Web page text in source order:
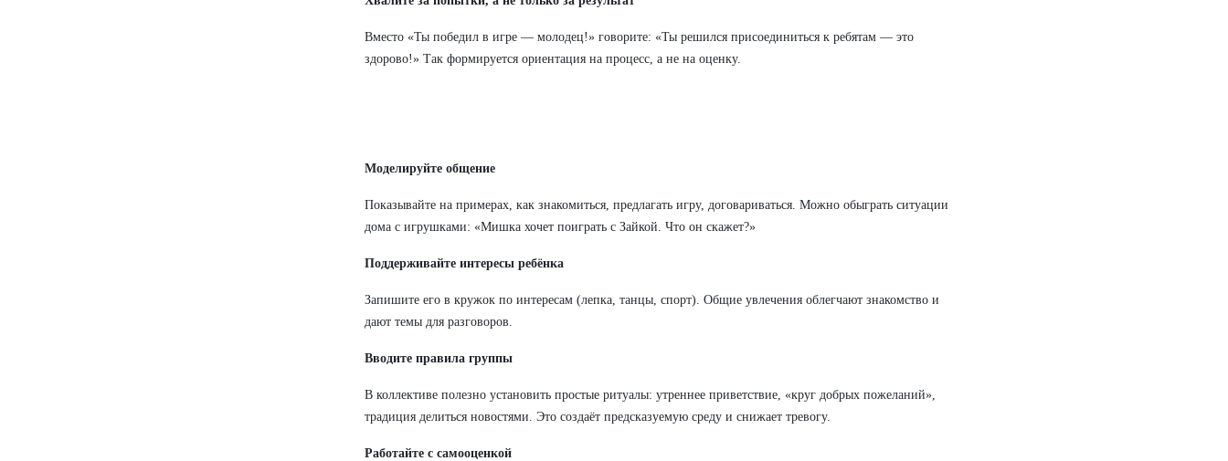
Вместо «Ты победил в игре — молодец!» говорите: «Ты решился присоединиться к ребятам — это
здорово!» Так формируется ориентация на процесс, а не на оценку.
Моделируйте общение
Показывайте на примерах, как знакомиться, предлагать игру, договариваться. Можно обыграть ситуации
дома с игрушками: «Мишка хочет поиграть с Зайкой. Что он скажет?»
Поддерживайте интересы ребёнка
Запишите его в кружок по интересам (лепка, танцы, спорт). Общие увлечения облегчают знакомство и
дают темы для разговоров.
Вводите правила группы
В коллективе полезно установить простые ритуалы: утреннее приветствие, «круг добрых пожеланий»,
традиция делиться новостями. Это создаёт предсказуемую среду и снижает тревогу.
Работайте с самооценкой